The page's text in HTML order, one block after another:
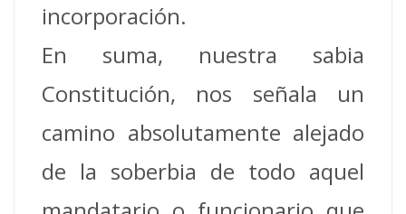
incorporación.
En suma, nuestra sabia
Constitución, nos señala un
camino absolutamente alejado
de la soberbia de todo aquel